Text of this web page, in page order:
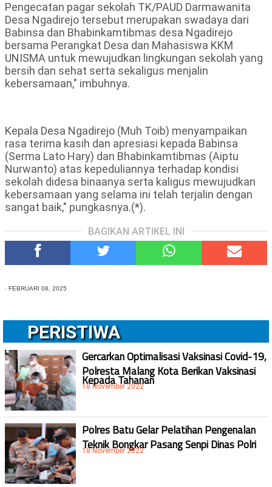
Pengecatan pagar sekolah TK/PAUD Darmawanita
Desa Ngadirejo tersebut merupakan swadaya dari
Babinsa dan Bhabinkamtibmas desa Ngadirejo
bersama Perangkat Desa dan Mahasiswa KKM
UNISMA untuk mewujudkan lingkungan sekolah yang
bersih dan sehat serta sekaligus menjalin
kebersamaan," imbuhnya.
Kepala Desa Ngadirejo (Muh Toib) menyampaikan
rasa terima kasih dan apresiasi kepada Babinsa
(Serma Lato Hary) dan Bhabinkamtibmas (Aiptu
Nurwanto) atas kepeduliannya terhadap kondisi
sekolah didesa binaanya serta kaligus mewujudkan
kebersamaan yang selama ini telah terjalin dengan
sangat baik," pungkasnya.(*).
BAGIKAN ARTIKEL INI
- FEBRUARI 08, 2025
PERISTIWA
Gercarkan Optimalisasi Vaksinasi Covid-19,
Polresta Malang Kota Berikan Vaksinasi
Kepada Tahanan
18 November 2022
Polres Batu Gelar Pelatihan Pengenalan
Teknik Bongkar Pasang Senpi Dinas Polri
18 November 2022